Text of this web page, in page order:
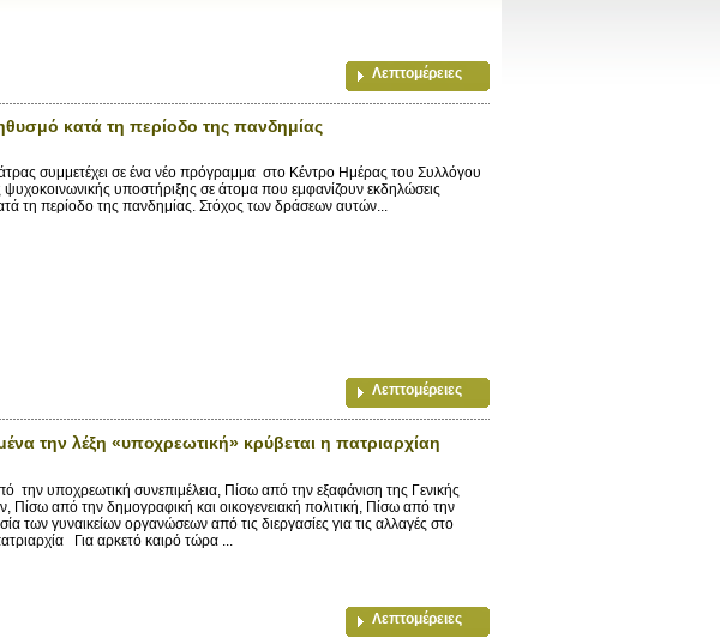
Λεπτομέρειες
κατά τη περίοδο της πανδημίας
συμμετέχει σε ένα νέο πρόγραμμα στο Κέντρο Ημέρας του Συλλόγου
υποστήριξης σε άτομα που εμφανίζουν εκδηλώσεις
τη περίοδο της πανδημίας. Στόχος των δράσεων αυτών...
Λεπτομέρειες
την λέξη «υποχρεωτική» κρύβεται η πατριαρχίαη
υποχρεωτική συνεπιμέλεια, Πίσω από την εξαφάνιση της Γενικής
Πίσω από την δημογραφική και οικογενειακή πολιτική, Πίσω από την
των γυναικείων οργανώσεων από τις διεργασίες για τις αλλαγές στο
Για αρκετό καιρό τώρα ...
Λεπτομέρειες